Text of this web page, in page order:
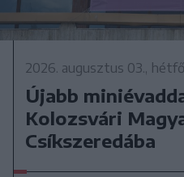
2026. augusztus 03., hétfő
Újabb
Kolozsvári
Csíkszeredába